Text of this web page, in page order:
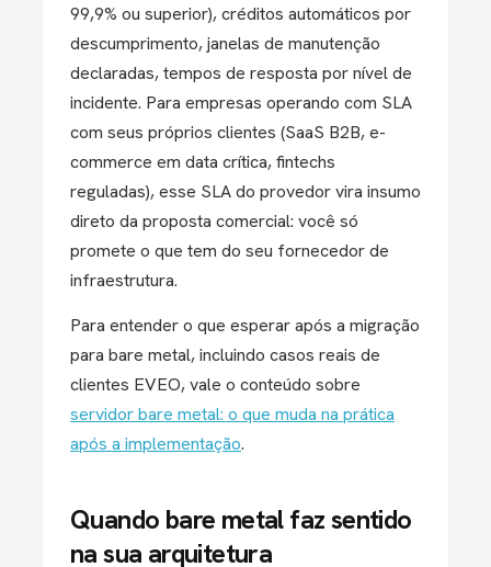
99,9% ou superior), créditos automáticos por
descumprimento, janelas de manutenção
declaradas, tempos de resposta por nível de
incidente. Para empresas operando com SLA
com seus próprios clientes (SaaS B2B, e-
commerce em data crítica, fintechs
reguladas), esse SLA do provedor vira insumo
direto da proposta comercial: você só
promete o que tem do seu fornecedor de
infraestrutura.
Para entender o que esperar após a migração
para bare metal, incluindo casos reais de
clientes EVEO, vale o conteúdo sobre
servidor bare metal: o que muda na prática
após a implementação.
Quando bare metal faz sentido
na sua arquitetura